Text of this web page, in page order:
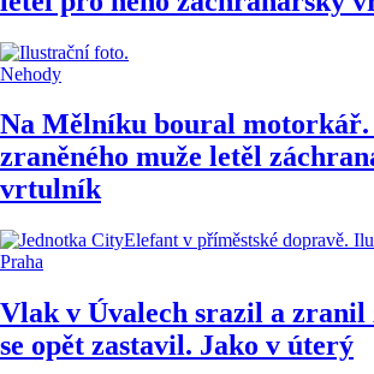
Nehody
Na Mělníku boural motorkář.
zraněného muže letěl
vrtulník
Praha
Vlak v Úvalech srazil a zranil
se opět zastavil. Jako v úterý